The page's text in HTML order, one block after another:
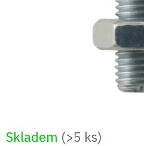
Skladem (>5 ks)